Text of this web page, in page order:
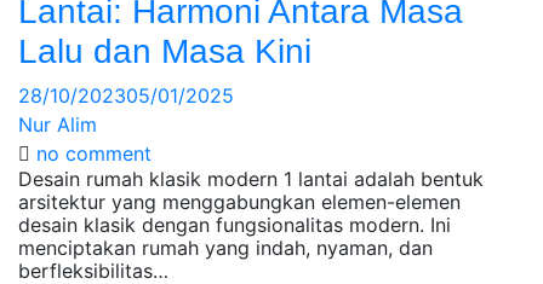
Lantai: Harmoni Antara Masa
Lalu dan Masa Kini
28/10/202305/01/2025
Nur Alim
no comment
Desain rumah klasik modern 1 lantai adalah bentuk
arsitektur yang menggabungkan elemen-elemen
desain klasik dengan fungsionalitas modern. Ini
menciptakan rumah yang indah, nyaman, dan
berfleksibilitas…